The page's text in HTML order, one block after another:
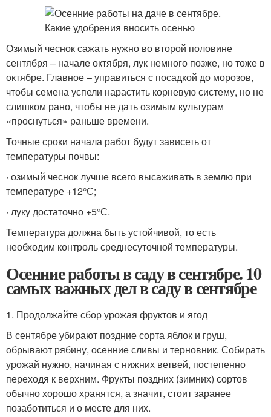
Озимый чеснок сажать нужно во второй половине
сентября – начале октября, лук немного позже, но тоже в
октябре. Главное – управиться с посадкой до морозов,
чтобы семена успели нарастить корневую систему, но не
слишком рано, чтобы не дать озимым культурам
«проснуться» раньше времени.
Точные сроки начала работ будут зависеть от
температуры почвы:
· озимый чеснок лучше всего высаживать в землю при
температуре +12°С;
· луку достаточно +5°С.
Температура должна быть устойчивой, то есть
необходим контроль среднесуточной температуры.
Осенние работы в саду в сентябре. 10
самых важных дел в саду в сентябре
1. Продолжайте сбор урожая фруктов и ягод
В сентябре убирают поздние сорта яблок и груш,
обрывают рябину, осенние сливы и терновник. Собирать
урожай нужно, начиная с нижних ветвей, постепенно
переходя к верхним. Фрукты поздних (зимних) сортов
обычно хорошо хранятся, а значит, стоит заранее
позаботиться и о месте для них.